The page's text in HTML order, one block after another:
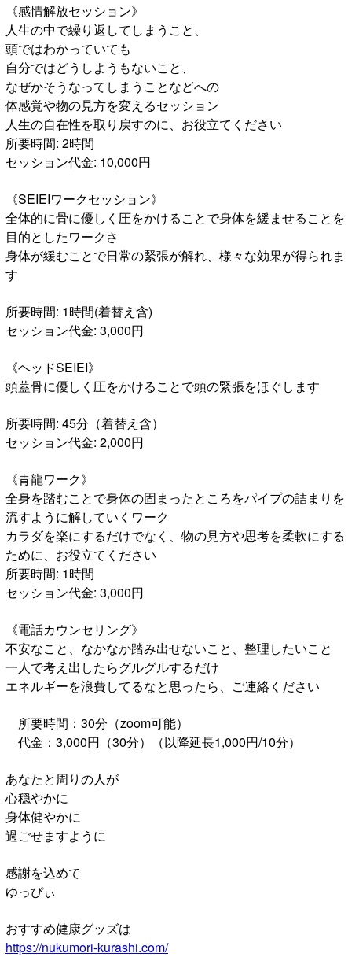
《感情解放セッション》
人生の中で繰り返してしまうこと、
頭ではわかっていても
自分ではどうしようもないこと、
なぜかそうなってしまうことなどへの
体感覚や物の見方を変えるセッション
人生の自在性を取り戻すのに、お役立てください
所要時間: 2時間
セッション代金: 10,000円
《SEIEIワークセッション》
全体的に骨に優しく圧をかけることで身体を緩ませることを
目的としたワークさ
身体が緩むことで日常の緊張が解れ、様々な効果が得られま
す
所要時間: 1時間(着替え含)
セッション代金: 3,000円
《ヘッドSEIEI》
頭蓋骨に優しく圧をかけることで頭の緊張をほぐします
所要時間: 45分（着替え含）
セッション代金: 2,000円
《青龍ワーク》
全身を踏むことで身体の固まったところをパイプの詰まりを
流すように解していくワーク
カラダを楽にするだけでなく、物の見方や思考を柔軟にする
ために、お役立てください
所要時間: 1時間
セッション代金: 3,000円
《電話カウンセリング》
不安なこと、なかなか踏み出せないこと、整理したいこと
一人で考え出したらグルグルするだけ
エネルギーを浪費してるなと思ったら、ご連絡ください
所要時間：30分（zoom可能）
代金：3,000円（30分）（以降延長1,000円/10分）
あなたと周りの人が
心穏やかに
身体健やかに
過ごせますように
感謝を込めて
ゆっぴぃ
おすすめ健康グッズは
https://nukumori-kurashi.com/